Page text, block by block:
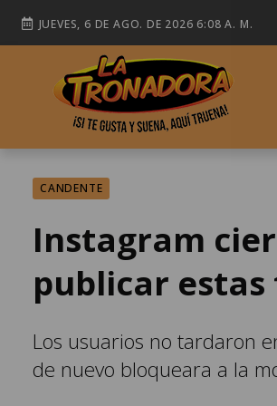
JUEVES, 6 DE AGO. DE 2026 6:08 A. M.
CANDENTE
Instagram
publicar estas
Los usuarios no tardaron
de nuevo bloqueara a la